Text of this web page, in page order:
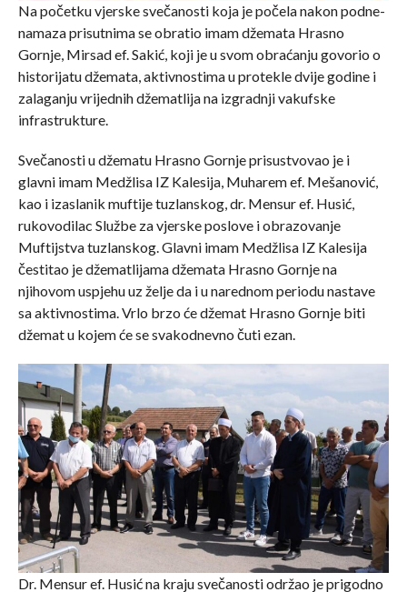
Na početku vjerske svečanosti koja je počela nakon podne-
namaza prisutnima se obratio imam džemata Hrasno
Gornje, Mirsad ef. Sakić, koji je u svom obraćanju govorio o
historijatu džemata, aktivnostima u protekle dvije godine i
zalaganju vrijednih džematlija na izgradnji vakufske
infrastrukture.
Svečanosti u džematu Hrasno Gornje prisustvovao je i
glavni imam Medžlisa IZ Kalesija, Muharem ef. Mešanović,
kao i izaslanik muftije tuzlanskog, dr. Mensur ef. Husić,
rukovodilac Službe za vjerske poslove i obrazovanje
Muftijstva tuzlanskog. Glavni imam Medžlisa IZ Kalesija
čestitao je džematlijama džemata Hrasno Gornje na
njihovom uspjehu uz želje da i u narednom periodu nastave
sa aktivnostima. Vrlo brzo će džemat Hrasno Gornje biti
džemat u kojem će se svakodnevno čuti ezan.
Dr. Mensur ef. Husić na kraju svečanosti održao je prigodno